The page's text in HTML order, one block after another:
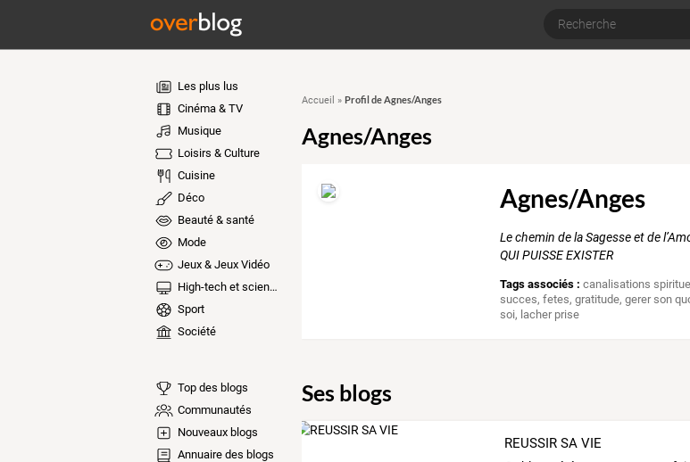
Les plus lus
Cinéma & TV
Musique
Loisirs & Culture
Cuisine
Déco
Beauté & santé
Mode
Jeux & Jeux Vidéo
High-tech et sciences
Sport
Société
Top des blogs
Communautés
Nouveaux blogs
Annuaire des blogs
Accueil » Profil de Agnes/Anges
Agnes/Anges
Agnes/Anges
Le chemin de la Sagesse et de
QUI PUISSE EXISTER
Tags associés : canalisations
succes,fetes,gratitude,gerer son
soi, lacher prise
Ses blogs
REUSSIR SA VIE